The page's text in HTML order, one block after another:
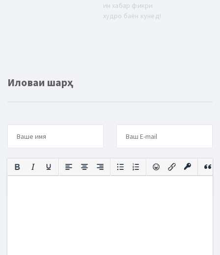
ин хабар фикри
худро баён кунед!
Иловаи шарҳ